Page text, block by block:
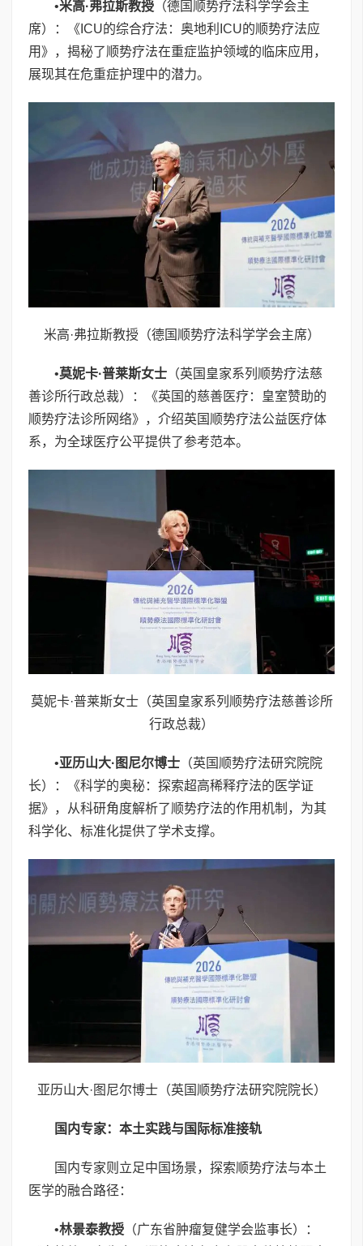
•米高·弗拉斯教授 （德国顺势疗法科学学会主
席）：《ICU的综合疗法：奥地利ICU的顺势疗法应
用》，揭秘了顺势疗法在重症监护领域的临床应用，
展现其在危重症护理中的潜力。
米高·弗拉斯教授（德国顺势疗法科学学会主席）
•莫妮卡·普莱斯女士 （英国皇家系列顺势疗法慈
善诊所行政总裁）：《英国的慈善医疗：皇室赞助的
顺势疗法诊所网络》，介绍英国顺势疗法公益医疗体
系，为全球医疗公平提供了参考范本。
莫妮卡·普莱斯女士（英国皇家系列顺势疗法慈善诊所
行政总裁）
•亚历山大· 图尼尔博士 （英国顺势疗法研究院院
长）：《科学的奥秘：探索超高稀释疗法的医学证
据》，从科研角度解析了顺势疗法的作用机制，为其
科学化、标准化提供了学术支撑。
亚历山大·图尼尔博士（英国顺势疗法研究院院长）
国内专家：本土实践与国际标准接轨
国内专家则立足中国场景，探索顺势疗法与本土
医学的融合路径：
•林景泰教授 （广东省肿瘤复健学会监事长）：